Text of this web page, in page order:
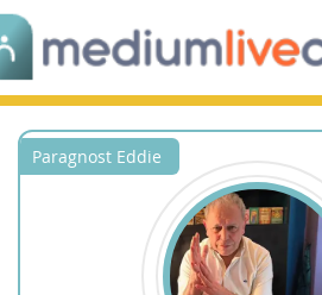
Paragnost Eddie